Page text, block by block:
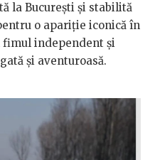
la București și stabilită
o apariție iconică în
fimul independent și
și aventuroasă.